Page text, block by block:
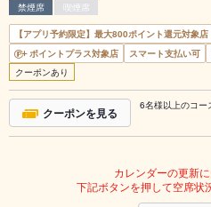
禁煙席
喫煙席
【アプリ予約限定】最大800ポイント還元対象店
ポイントプラス対象店
スマート支払い可
クーポンあり
クーポンを見る 6名様以上のコー
カレンダーの更新に
下記ボタンを押して空席状